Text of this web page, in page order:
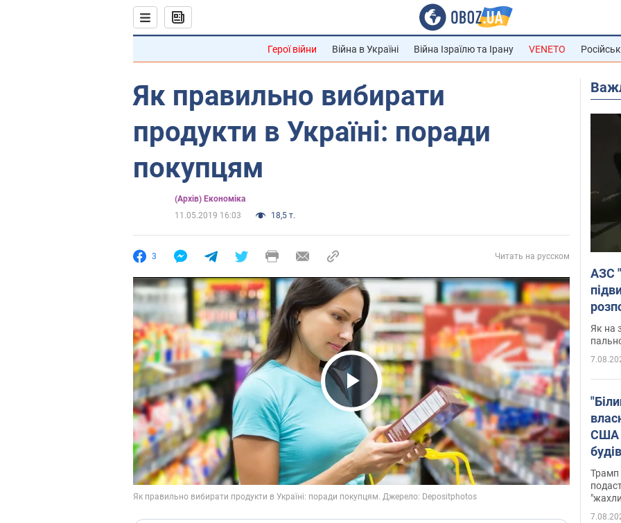
Герої війни Війна в Україні Війна Ізраїлю та Ірану VENETO
Як правильно вибирати
продукти в Україні: поради
покупцям
(Архів) Економіка
11.05.2019 16:03
18,5 т.
3 Читать на русском
Play Video
АЗС
Як на
США
зали
Трамп